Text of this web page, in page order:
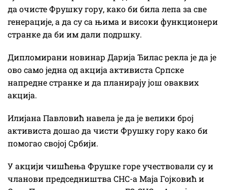
да очисте Фрушку гору, како би била лепа за све
генерације, а да су са њима и високи функционери
странке да би им дали подршку.
Дипломирани новинар Дарија Ђилас рекла је да је
ово само једна од акција активиста Српске
напредне странке и да планирају још оваквих
акција.
Илијана Павловић навела је да је велики број
активиста дошао да чисти Фрушку гору како би
помогао својој Србији.
У акцији чишћења Фрушке горе учествовали су и
чланови председништва СНС-а Маја Гојковић и